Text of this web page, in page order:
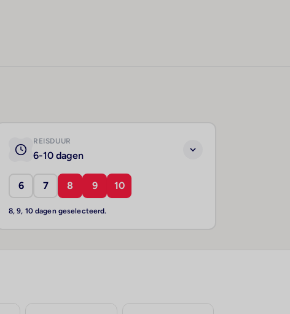
REISDUUR
6-10 dagen
6 7 8 9 10
8, 9, 10 dagen geselecteerd.